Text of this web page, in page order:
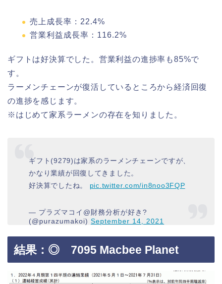
売上成長率：22.4%
営業利益成長率：116.2%
ギフトは好決算でした。営業利益の進捗率も85%で
す。
ラーメンチェーンが復活しているところから経済回復
の進捗を感じます。
※はじめて家系ラーメンの存在を知りました。
ギフト(9279)は家系のラーメンチェーンですが、
かなり業績が回復してきました。
好決算でしたね。 pic.twitter.com/in8noo3FQP
— プラズマコイ@財務分析が好き?
(@purazumakoi)September 14, 2021
結果：◎ 7095 Macbee Planet